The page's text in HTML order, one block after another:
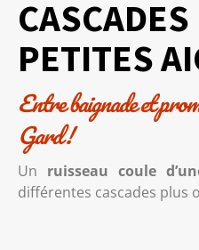
PETITES
Entre baignade et
Gard !
Un ruisseau coule
différentes cascades plus